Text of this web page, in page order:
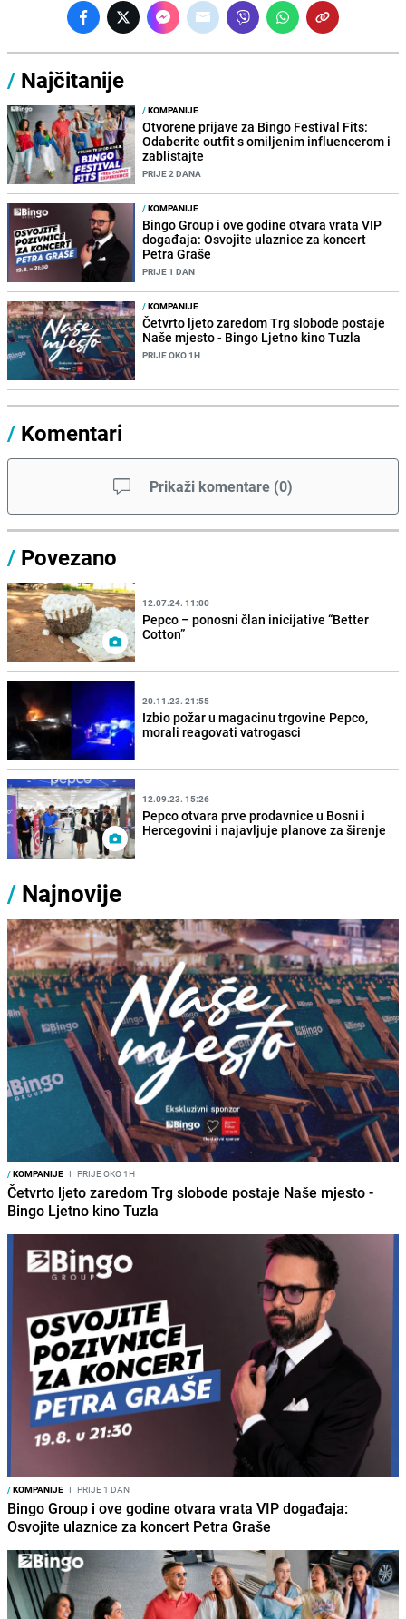
/ Najčitanije
/KOMPANIJE
Otvorene prijave za Bingo Festival Fits:
Odaberite outfit s omiljenim influencerom i
zablistajte
PRIJE 2 DANA
/KOMPANIJE
Bingo Group i ove godine otvara vrata VIP
događaja: Osvojite ulaznice za koncert
Petra Graše
PRIJE 1 DAN
/KOMPANIJE
Četvrto ljeto zaredom Trg slobode postaje
Naše mjesto - Bingo Ljetno kino Tuzla
PRIJE OKO 1H
/ Komentari
Prikaži komentare (0)
/ Povezano
12.07.24. 11:00
Pepco – ponosni član inicijative “Better
Cotton”
20.11.23. 21:55
Izbio požar u magacinu trgovine Pepco,
morali reagovati vatrogasci
12.09.23. 15:26
Pepco otvara prve prodavnice u Bosni i
Hercegovini i najavljuje planove za širenje
/ Najnovije
/KOMPANIJE I PRIJE OKO 1H
Četvrto ljeto zaredom Trg slobode postaje Naše mjesto -
Bingo Ljetno kino Tuzla
/KOMPANIJE I PRIJE 1 DAN
Bingo Group i ove godine otvara vrata VIP događaja:
Osvojite ulaznice za koncert Petra Graše